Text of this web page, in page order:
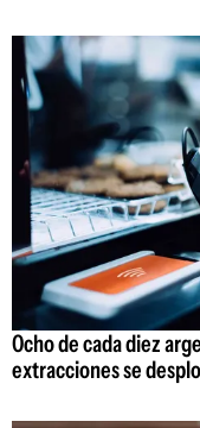
Ocho de cada diez
extracciones se